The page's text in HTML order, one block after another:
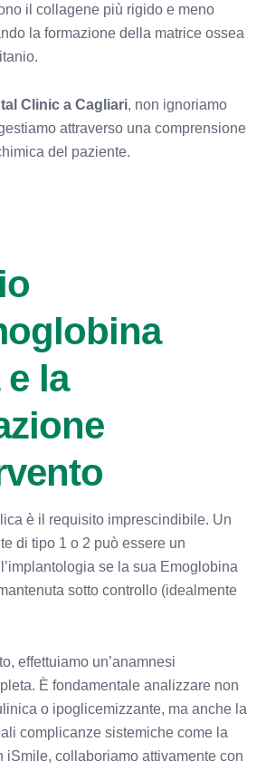
il collagene più rigido e meno
la formazione della matrice ossea
Clinic a Cagliari, non ignoriamo
attraverso una comprensione
del paziente.
la
è il requisito imprescindibile. Un
di tipo 1 o 2 può essere un
se la sua Emoglobina
sotto controllo (idealmente
effettuiamo un’anamnesi
È fondamentale analizzare non
o ipoglicemizzante, ma anche la
complicanze sistemiche come la
iSmile, collaboriamo attivamente con